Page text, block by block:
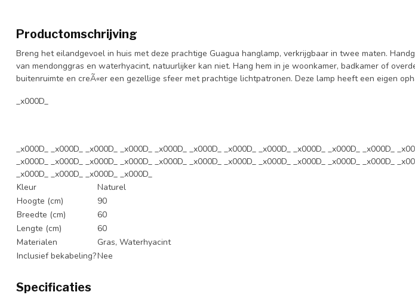
Productomschrijving
Breng het eilandgevoel in huis met deze prachtige Guagua hanglamp, verkrijgbaar in twee maten.
van mendonggras en waterhyacint, natuurlijker kan niet. Hang hem in je woonkamer, badkamer of
buitenruimte en creÃ«er een gezellige sfeer met prachtige lichtpatronen. Deze lamp heeft een eigen
_x000D_
_x000D_ _x000D_ _x000D_ _x000D_ _x000D_ _x000D_ _x000D_ _x000D_ _x000D_ _x000D_ _x000D_
_x000D_ _x000D_ _x000D_ _x000D_ _x000D_ _x000D_ _x000D_ _x000D_ _x000D_ _x000D_ _x000D_
_x000D_ _x000D_ _x000D_ _x000D_
Kleur
Naturel
Hoogte (cm)
90
Breedte (cm)
60
Lengte (cm)
60
Materialen
Gras, Waterhyacint
Inclusief bekabeling?Nee
Specificaties